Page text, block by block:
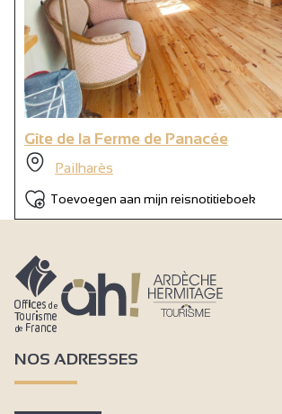
Gîte de la Ferme de Panacée
Pailharès
Toevoegen aan mijn reisnotitieboek
NOS ADRESSES